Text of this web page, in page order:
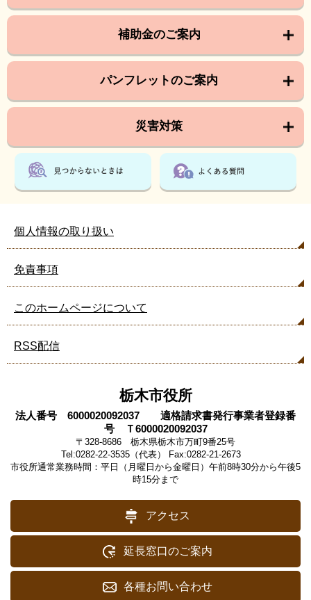
補助金のご案内
パンフレットのご案内
災害対策
個人情報の取り扱い
免責事項
このホームページについて
RSS配信
栃木市役所
法人番号 6000020092037 適格請求書発行事業者登録番
号 Ｔ6000020092037
〒328-8686 栃木県栃木市万町9番25号
Tel:0282-22-3535（代表） Fax:0282-21-2673
市役所通常業務時間：平日（月曜日から金曜日）午前8時30分から午後5
時15分まで
アクセス
延長窓口のご案内
各種お問い合わせ